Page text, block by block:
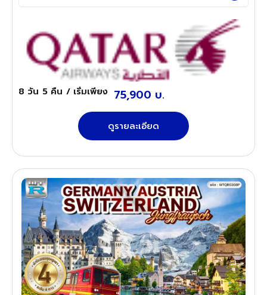
ไรน์ น้ำตกที่สวยงามที่สุดในยุโรปกลาง -พิชิต"ยอดเขา
8 วัน 5 คืน / เริ่มเพียง 75,900 บ.
ดูรายละเอียด